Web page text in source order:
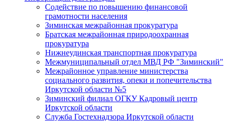
Содействие по повышению финансовой
грамотности населения
Зиминская межрайонная прокуратура
Братская межрайонная природоохранная
прокуратура
Нижнеудинская транспортная прокуратура
Межмуниципальный отдел МВД РФ "Зиминский"
Межрайонное управление министерства
социального развития, опеки и попечительства
Иркутской области №5
Зиминский филиал ОГКУ Кадровый центр
Иркутской области
Служба Гостехнадзора Иркутской области